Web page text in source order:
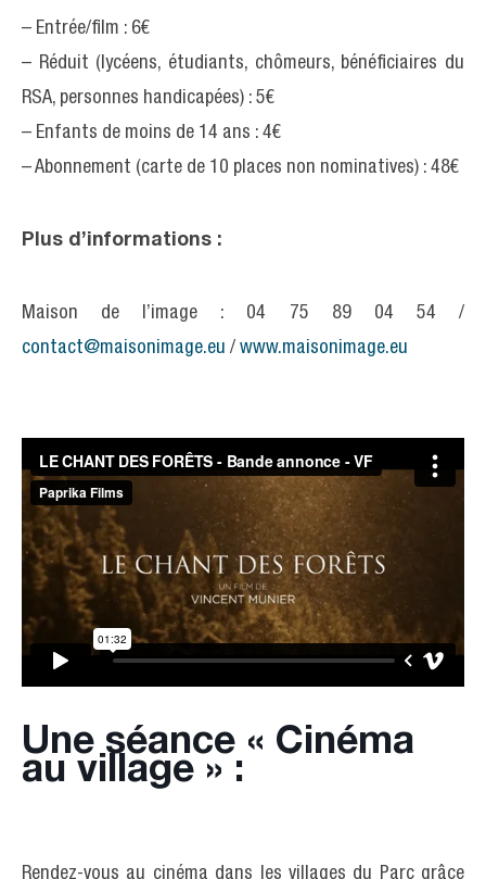
– Entrée/film : 6€
– Réduit (lycéens, étudiants, chômeurs, bénéficiaires du
RSA, personnes handicapées) : 5€
– Enfants de moins de 14 ans : 4€
– Abonnement (carte de 10 places non nominatives) : 48€
Plus d’informations :
Maison de l’image : 04 75 89 04 54 /
contact@maisonimage.eu / www.maisonimage.eu
Une séance « Cinéma
au village » :
Rendez-vous au cinéma dans les villages du Parc grâce